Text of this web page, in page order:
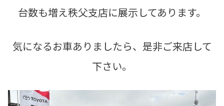
台数も増え秩父支店に展示してあります。
気になるお車ありましたら、是非ご来店して
下さい。